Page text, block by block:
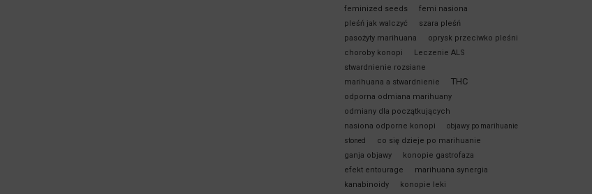
feminized seeds
femi nasiona
pleśń jak walczyć
szara pleśń
pasożyty marihuana
oprysk przeciwko pleśni
choroby konopi
Leczenie ALS
stwardnienie rozsiane
marihuana a stwardnienie
THC
odporna odmiana marihuany
odmiany dla początkujących
nasiona odporne konopi
objawy po marihuanie
stoned
co się dzieje po marihuanie
ganja objawy
konopie gastrofaza
efekt entourage
marihuana synergia
kanabinoidy
konopie leki